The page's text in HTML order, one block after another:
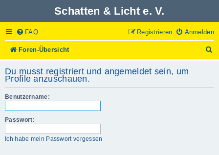
Schatten & Licht e. V.
FAQ Anmelden
Registrieren
Foren-Übersicht
u
e
Du musst registriert und angemeldet sein, um
Profile anzuschauen.
Benutzername:
Passwort:
Ich habe mein Passwort vergessen